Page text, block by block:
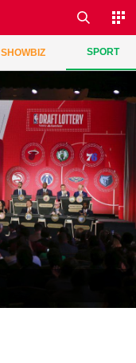
SHOWBIZ SPORT